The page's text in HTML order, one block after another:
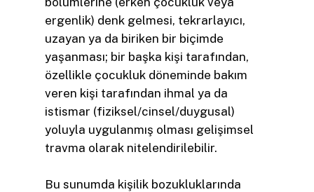
ergenlik) denk gelmesi, tekrarlayıcı,
uzayan ya da biriken bir biçimde
yaşanması; bir başka kişi tarafından,
özellikle çocukluk döneminde bakım
veren kişi tarafından ihmal ya da
istismar (fiziksel/cinsel/duygusal)
yoluyla uygulanmış olması gelişimsel
travma olarak nitelendirilebilir.
Bu sunumda kişilik bozukluklarında